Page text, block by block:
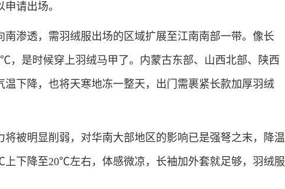
请出场。
渗透，需羽绒服出场的区域扩展至江南南部一带。像长
，是时候穿上羽绒马甲了。内蒙古东部、山西北部、陕西
温下降，也将天寒地冻一整天，出门需裹紧长款加厚羽绒
被明显削弱，对华南大部地区的影响已是强弩之末，降温
下降至20℃左右，体感微凉，长袖加外套就足够，羽绒服